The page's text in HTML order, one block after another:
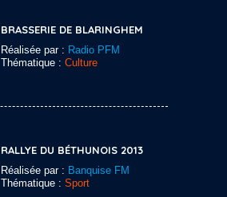
BRASSERIE DE BLARINGHEM
Réalisée par : Radio PFM
Thématique : Culture
RALLYE DU BÉTHUNOIS 2013
Réalisée par : Banquise FM
Thématique : Sport